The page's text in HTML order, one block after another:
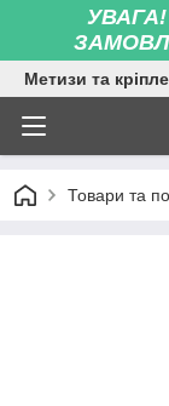
Метизи та
Товари та